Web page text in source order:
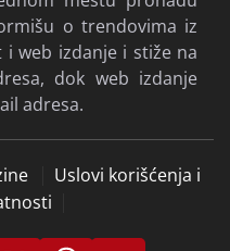
o trendovima iz
web izdanje i stiže na
dok web izdanje
adresa.
Uslovi korišćenja i